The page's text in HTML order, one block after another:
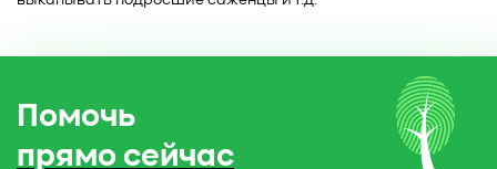
Помочь
прямо сейчас